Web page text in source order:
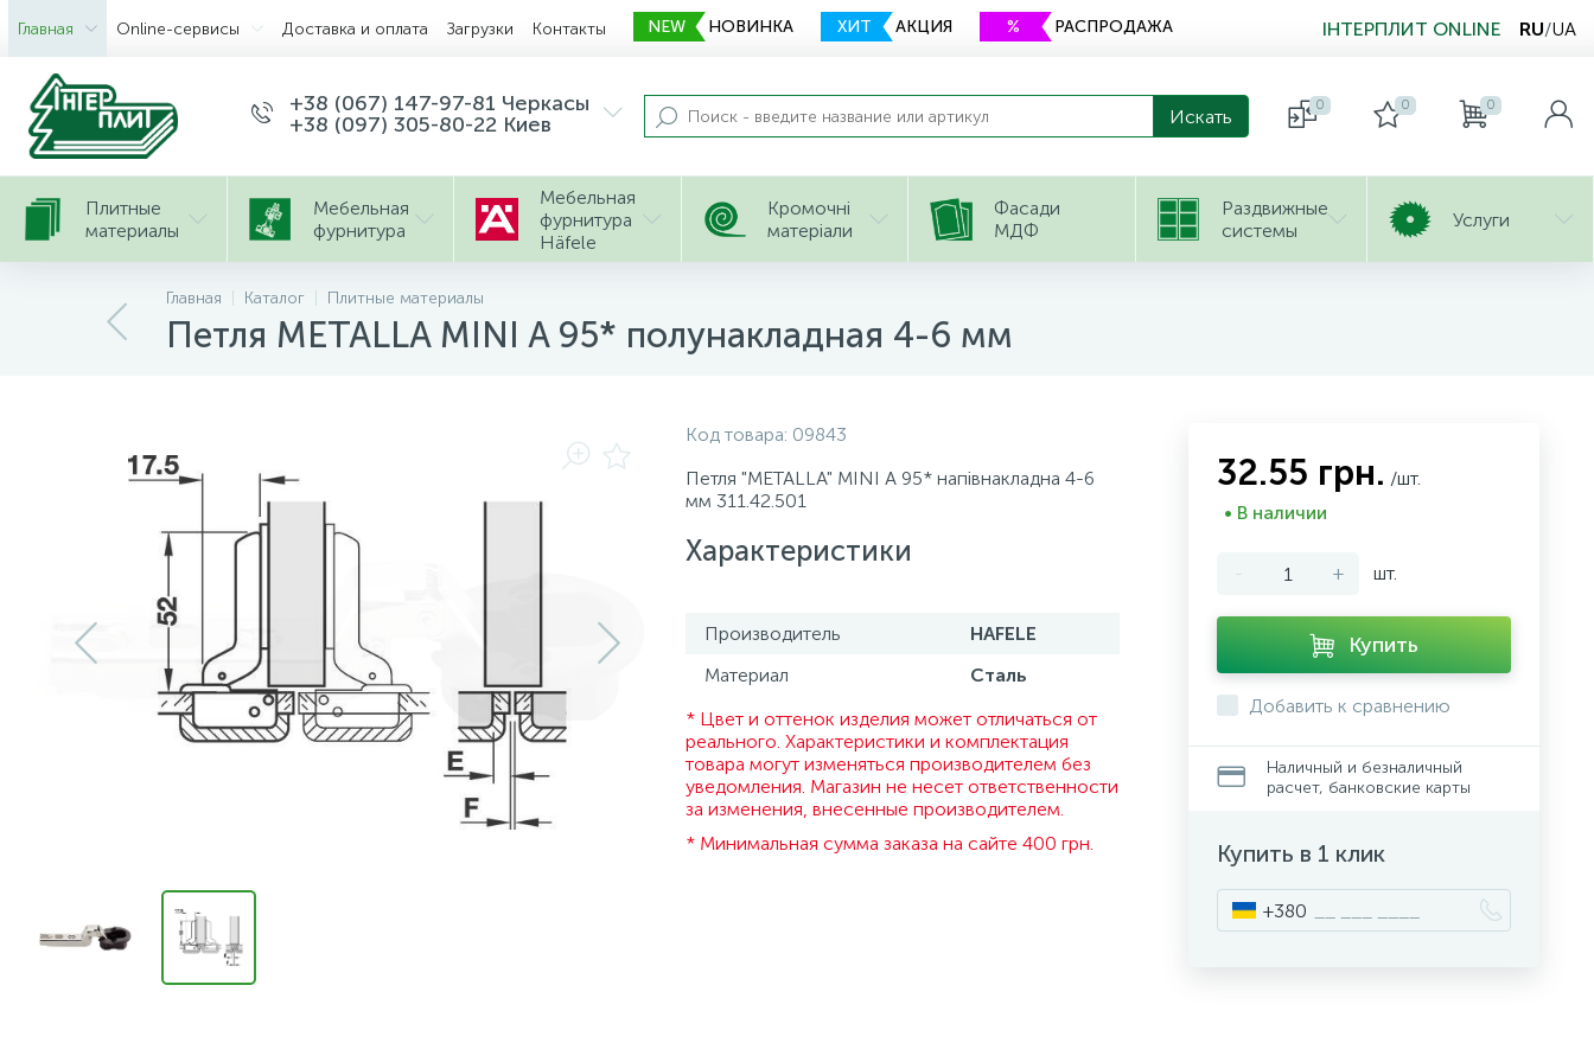
Главная Оnline-сервисы Доставка и оплата Загрузки Контакты NEW НОВИНКА ХИТ АКЦИЯ % РАСПРОДАЖА ІНТЕРПЛИТ ONLINE RU/UA
+38 (067) 147-97-81 Черкасы
+38 (097) 305-80-22 Киев
0 0 0
Плитные
материалы
Мебельная
фурнитура
Мебельная
фурнитура
Häfele
Кромочні
матеріали
Фасади
МДФ
Раздвижные
системы
Услуги
Главная Каталог Плитные материалы
Петля METALLA MINI A 95* полунакладная 4-6 мм
Код товара: 09843
Петля "METALLA" MINI A 95* напівнакладна 4-6
мм 311.42.501
Характеристики
Производитель
HAFELE
Материал
Сталь
* Цвет и оттенок изделия может отличаться от
реального. Характеристики и комплектация
товара могут изменяться производителем без
уведомления. Магазин не несет ответственности
за изменения, внесенные производителем.
* Минимальная сумма заказа на сайте 400 грн.
32.55 грн. /шт.
• В наличии
- + шт.
Купить
Добавить к сравнению
Наличный и безналичный
расчет, банковские карты
Купить в 1 клик
+380